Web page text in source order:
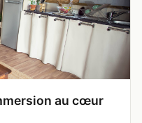
au cœur